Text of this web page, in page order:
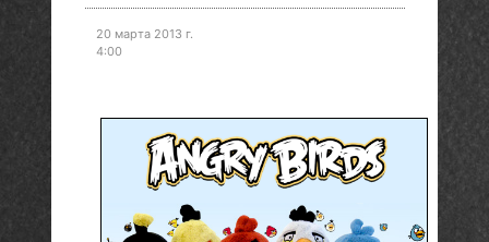
20 марта 2013 г.
4:00